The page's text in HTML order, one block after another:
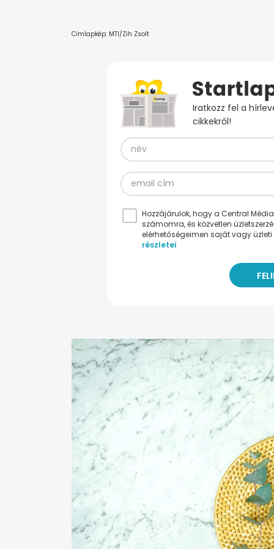
Címlapkép: MTI/Zih Zsolt
Iratkozz fel a
cikkekről!
Hozzájárulok, hogy a Central
számomra, és közvetlen
elérhetőségeimen saját vagy
részletei